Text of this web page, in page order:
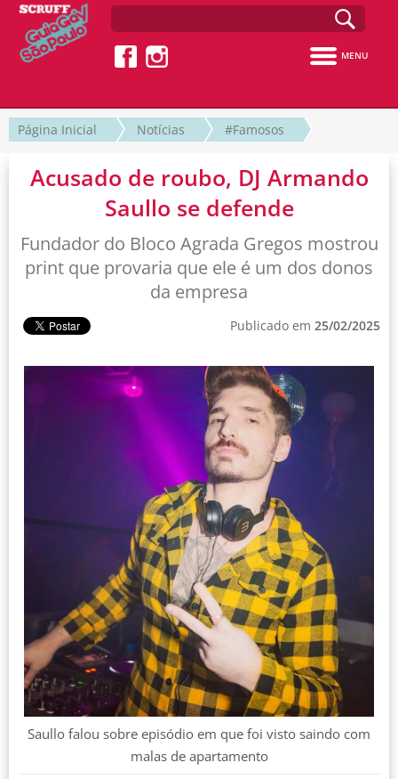
MENU
Página Inicial Notícias #Famosos
Acusado de roubo, DJ Armando
Saullo se defende
Fundador do Bloco Agrada Gregos mostrou
print que provaria que ele é um dos donos
da empresa
Publicado em 25/02/2025
Saullo falou sobre episódio em que foi visto saindo com
malas de apartamento